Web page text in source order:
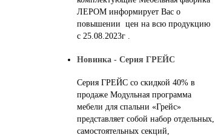
ЛЕРОМ информирует Вас о
повышении цен на всю продукцию
с 25.08.2023г .
Новинка - Серия ГРЕЙС
Серия ГРЕЙС со скидкой 40% в
продаже Модульная программа
мебели для спальни «Грейс»
представляет собой набор отдельных,
самостоятельных секций,